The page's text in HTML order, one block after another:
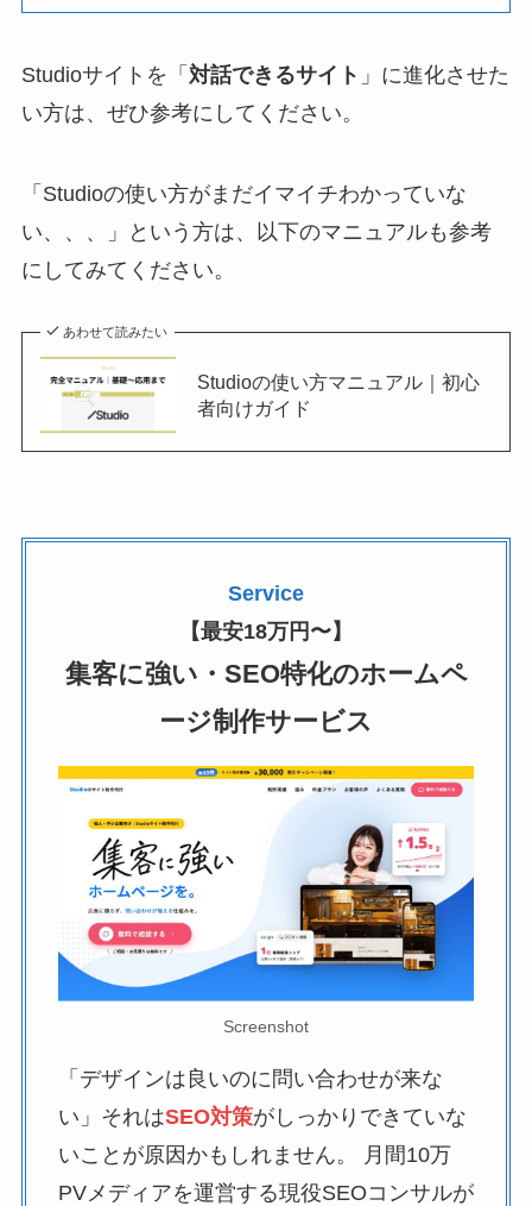
Studioサイトを「 対話できるサイト 」に進化させた
い方は、ぜひ参考にしてください。
「Studioの使い方がまだイマイチわかっていな
い、、、」という方は、以下のマニュアルも参考
にしてみてください。
あわせて読みたい
Studioの使い方マニュアル｜初心
者向けガイド
Service
【最安18万円〜】
集客に強い・SEO特化のホームペ
ージ制作サービス
Screenshot
「デザインは良いのに問い合わせが来な
い」それはSEO対策がしっかりできていな
いことが原因かもしれません。 月間10万
PVメディアを運営する現役SEOコンサルが